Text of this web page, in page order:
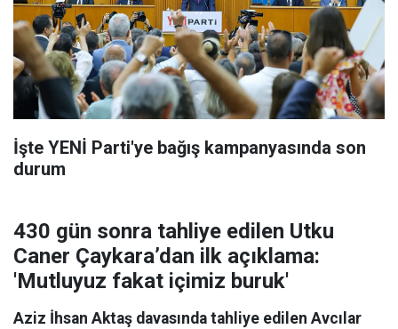
İşte YENİ Parti'ye bağış kampanyasında son
durum
430 gün sonra tahliye edilen Utku
Caner Çaykara’dan ilk açıklama:
'Mutluyuz fakat içimiz buruk'
Aziz İhsan Aktaş davasında tahliye edilen Avcılar